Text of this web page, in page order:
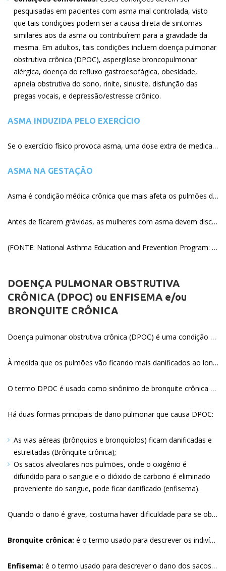
pesquisadas em pacientes com asma mal controlada, visto
que tais condições podem ser a causa direta de sintomas
similares aos da asma ou contribuírem para a gravidade da
mesma. Em adultos, tais condições incluem doença pulmonar
obstrutiva crônica (DPOC), aspergilose broncopulmonar
alérgica, doença do refluxo gastroesofágica, obesidade,
apneia obstrutiva do sono, rinite, sinusite, disfunção das
pregas vocais, e depressão/estresse crônico
ASMA INDUZIDA PELO EXERCÍCIO
Se o exercício físico provoca asma, uma dose extra de medicação broncodilatadora, ou modificador do leucotrieno, pode ser usada antes do exercício para prevenir sintomas de asma.
ASMA NA GESTAÇÃO
Asma é condição médica crônica que mais afeta os pulmões durante a gravidez. Cerca de 4% das mulheres grávidas têm asma. Com um bom tratamento da asma durante a gestação, a maioria das mulheres podem respirar bem, ter uma gravidez normal e dar à luz a um bebe saudável. É essencial manter a asma bem controlada durante a gestação para garantir que níveis adequados de oxigênio cheguem ao bebe.
Antes de ficarem grávidas, as mulheres com asma devem discutir com o seu médico a respeito do tratamento durante a gestação.
(FONTE: National Asthma Education and Prevention Program: Expert panel report III: Guidelines for the diagnosis and management of asthma. Bethesda, MD: National Heart, Lung, and Blood Institute, 2007. (NIH publication no. 08-4051). Full text available online: www.nhlbi.nih.gov/guidelines/asthma/asthgdln.htm )
DOENÇA PULMONAR OBSTRUTIVA
CRÔNICA (DPOC) ou ENFISEMA e/ou
BRONQUITE CRÔNICA
Doença pulmonar obstrutiva crônica (DPOC) é uma condição na qual as vias aéreas dentro dos pulmões (também conhecidas com brônquios e bronquíolos) ficam estreitadas e inflamadas, frequentemente secundárias ao hábito de fumar cigarros. Muitas vezes os sacos alveolares também estão danificados.
À medida que os pulmões vão ficando mais danificados ao longo do tempo, torna-se cada vez mais difícil respirar através de vias aéreas estreitadas
O termo DPOC é usado como sinônimo de bronquite crônica e/ou enfisema pulmonar porque estas são as formas mais comuns de DPOC.
Há duas formas principais de dano pulmonar que causa DPOC:
As vias aéreas (brônquios e bronquíolos) ficam danificadas e
estreitadas (Brônquite crônica)
Os sacos alveolares nos pulmões, onde o oxigênio é
difundido para o sangue e o dióxido de carbono é eliminado
proveniente do sangue, pode ficar danificado (enfisema)
Quando o dano é grave, costuma haver dificuldade para se obter oxigênio suficiente no sangue e remover o excesso de dióxido de carbono. Essas alterações levam a redução do fôlego e outros sintomas.
Bronquite crônica: é o termo usado para descrever os indivíduos que têm tosse crônica e produção de catarro. A bronquite crônica pode causar cicatrizes nas vias aéreas e reduzir o fluxo de ar.
Enfisema: é o termo usado para descrever o dano dos sacos alveolares nos pulmões. Esse dano pode também restringir o fluxo de ar, além de dificultar a troca de gases nos pulmões.